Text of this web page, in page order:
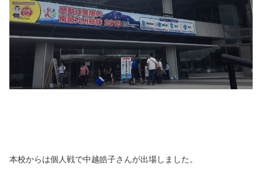
本校からは個人戦で中越皓子さんが出場しました。